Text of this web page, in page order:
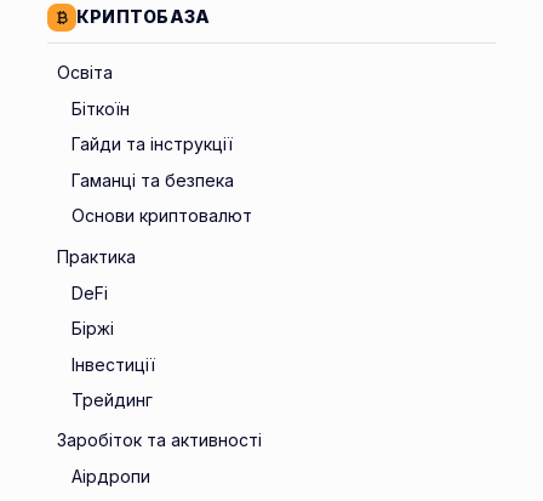
КРИПТОБАЗА
Освіта
Біткоїн
Гайди та інструкції
Гаманці та безпека
Основи криптовалют
Практика
DeFi
Біржі
Інвестиції
Трейдинг
Заробіток та активності
Аірдропи